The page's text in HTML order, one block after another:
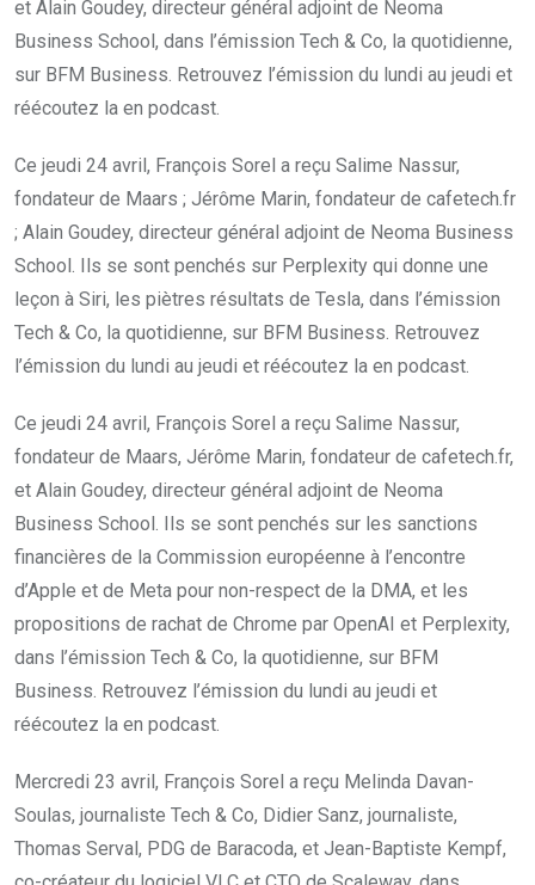
et Alain Goudey, directeur général adjoint de Neoma
Business School, dans l’émission Tech & Co, la quotidienne,
sur BFM Business. Retrouvez l’émission du lundi au jeudi et
réécoutez la en podcast.
Ce jeudi 24 avril, François Sorel a reçu Salime Nassur,
fondateur de Maars ; Jérôme Marin, fondateur de cafetech.fr
; Alain Goudey, directeur général adjoint de Neoma Business
School. Ils se sont penchés sur Perplexity qui donne une
leçon à Siri, les piètres résultats de Tesla, dans l’émission
Tech & Co, la quotidienne, sur BFM Business. Retrouvez
l’émission du lundi au jeudi et réécoutez la en podcast.
Ce jeudi 24 avril, François Sorel a reçu Salime Nassur,
fondateur de Maars, Jérôme Marin, fondateur de cafetech.fr,
et Alain Goudey, directeur général adjoint de Neoma
Business School. Ils se sont penchés sur les sanctions
financières de la Commission européenne à l’encontre
d’Apple et de Meta pour non-respect de la DMA, et les
propositions de rachat de Chrome par OpenAI et Perplexity,
dans l’émission Tech & Co, la quotidienne, sur BFM
Business. Retrouvez l’émission du lundi au jeudi et
réécoutez la en podcast.
Mercredi 23 avril, François Sorel a reçu Melinda Davan-
Soulas, journaliste Tech & Co, Didier Sanz, journaliste,
Thomas Serval, PDG de Baracoda, et Jean-Baptiste Kempf,